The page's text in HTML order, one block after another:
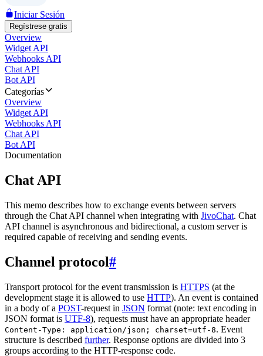
Iniciar Sesión
Regístrese gratis
Overview
Widget API
Webhooks API
Chat API
Bot API
Categorías
Overview
Widget API
Webhooks API
Chat API
Bot API
Documentation
Chat API
This memo describes how to exchange events between servers
through the Chat API channel when integrating with JivoChat. Chat
API channel is asynchronous and bidirectional, a custom server is
required capable of receiving and sending events.
Channel protocol#
Transport protocol for the event transmission is HTTPS (at the
development stage it is allowed to use HTTP). An event is contained
in a body of a POST-request in JSON format (note: text encoding in
JSON format is UTF-8), requests must have an appropriate header
Content-Type: application/json; charset=utf-8. Event
structure is described further. Response options are divided into 3
groups according to the HTTP-response code.